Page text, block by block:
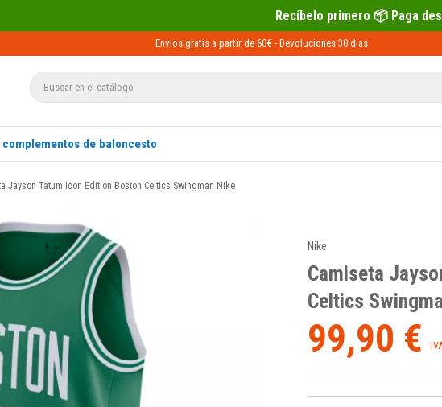
Recíbelo primero 📦 Paga después con Sequra 💶
Envios gratis a partir de 60€ - Devoluciones 30 días
de baloncesto
Jayson Tatum Icon Edition Boston Celtics Swingman Nike
Nike
Camiseta
Celtics
99,90 €